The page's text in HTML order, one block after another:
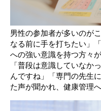
男性の参加者が多いのが
なる前に手を打ちたい」
への強い意識を持つ方々
「普段は意識していなか
んですね」「専門の先生
た声が聞かれ、健康管理